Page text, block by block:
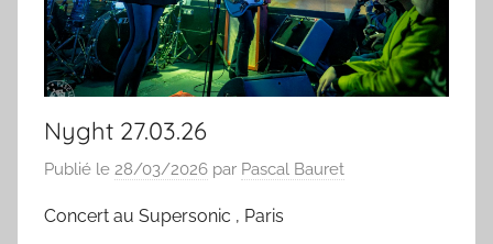
Nyght 27.03.26
Publié le 28/03/2026 par Pascal Bauret
Concert au Supersonic , Paris